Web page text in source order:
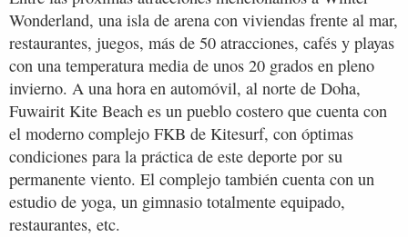
Wonderland, una isla de arena con viviendas frente al mar,
restaurantes, juegos, más de 50 atracciones, cafés y playas
con una temperatura media de unos 20 grados en pleno
invierno. A una hora en automóvil, al norte de Doha,
Fuwairit Kite Beach es un pueblo costero que cuenta con
el moderno complejo FKB de Kitesurf, con óptimas
condiciones para la práctica de este deporte por su
permanente viento. El complejo también cuenta con un
estudio de yoga, un gimnasio totalmente equipado,
restaurantes, etc.